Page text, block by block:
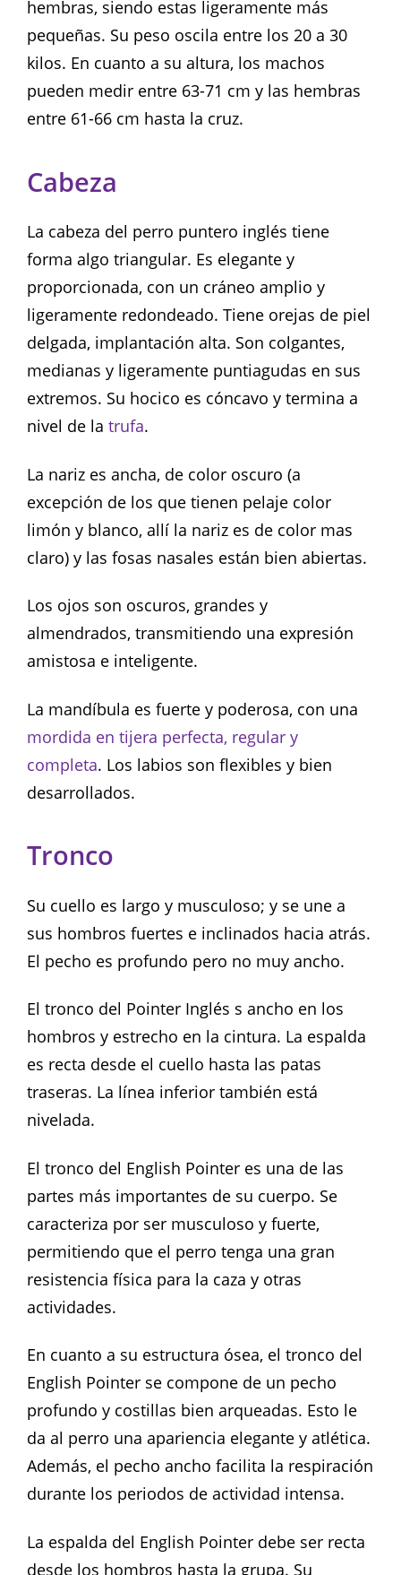
hembras, siendo estas ligeramente más
pequeñas. Su peso oscila entre los 20 a 30
kilos. En cuanto a su altura, los machos
pueden medir entre 63-71 cm y las hembras
entre 61-66 cm hasta la cruz.
Cabeza
La cabeza del perro puntero inglés tiene
forma algo triangular. Es elegante y
proporcionada, con un cráneo amplio y
ligeramente redondeado. Tiene orejas de piel
delgada, implantación alta. Son colgantes,
medianas y ligeramente puntiagudas en sus
extremos. Su hocico es cóncavo y termina a
nivel de la trufa.
La nariz es ancha, de color oscuro (a
excepción de los que tienen pelaje color
limón y blanco, allí la nariz es de color mas
claro) y las fosas nasales están bien abiertas.
Los ojos son oscuros, grandes y
almendrados, transmitiendo una expresión
amistosa e inteligente.
La mandíbula es fuerte y poderosa, con una
mordida en tijera perfecta, regular y
completa. Los labios son flexibles y bien
desarrollados.
Tronco
Su cuello es largo y musculoso; y se une a
sus hombros fuertes e inclinados hacia atrás.
El pecho es profundo pero no muy ancho.
El tronco del Pointer Inglés s ancho en los
hombros y estrecho en la cintura. La espalda
es recta desde el cuello hasta las patas
traseras. La línea inferior también está
nivelada.
El tronco del English Pointer es una de las
partes más importantes de su cuerpo. Se
caracteriza por ser musculoso y fuerte,
permitiendo que el perro tenga una gran
resistencia física para la caza y otras
actividades.
En cuanto a su estructura ósea, el tronco del
English Pointer se compone de un pecho
profundo y costillas bien arqueadas. Esto le
da al perro una apariencia elegante y atlética.
Además, el pecho ancho facilita la respiración
durante los periodos de actividad intensa.
La espalda del English Pointer debe ser recta
desde los hombros hasta la grupa. Su